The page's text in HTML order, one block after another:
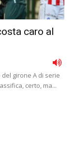
caro al
girone A di serie
certo, ma...